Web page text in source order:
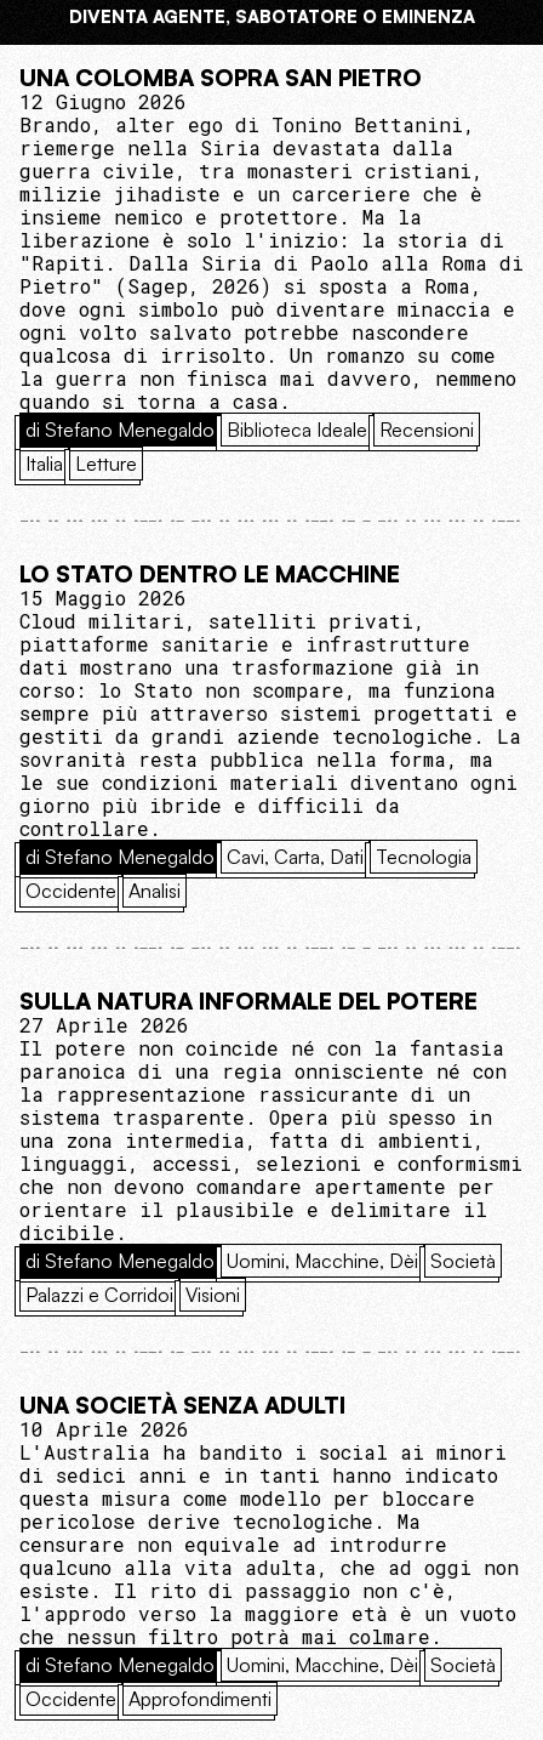
DIVENTA AGENTE, SABOTATORE O EMINENZA
UNA COLOMBA SOPRA SAN PIETRO
12 Giugno 2026
Brando, alter ego di Tonino Bettanini,
riemerge nella Siria devastata dalla
guerra civile, tra monasteri cristiani,
milizie jihadiste e un carceriere che è
insieme nemico e protettore. Ma la
liberazione è solo l'inizio: la storia di
"Rapiti. Dalla Siria di Paolo alla Roma di
Pietro" (Sagep, 2026) si sposta a Roma,
dove ogni simbolo può diventare minaccia e
ogni volto salvato potrebbe nascondere
qualcosa di irrisolto. Un romanzo su come
la guerra non finisca mai davvero, nemmeno
quando si torna a casa.
di Stefano Menegaldo Biblioteca Ideale Recensioni
Italia Letture
LO STATO DENTRO LE MACCHINE
15 Maggio 2026
Cloud militari, satelliti privati,
piattaforme sanitarie e infrastrutture
dati mostrano una trasformazione già in
corso: lo Stato non scompare, ma funziona
sempre più attraverso sistemi progettati e
gestiti da grandi aziende tecnologiche. La
sovranità resta pubblica nella forma, ma
le sue condizioni materiali diventano ogni
giorno più ibride e difficili da
controllare.
di Stefano Menegaldo Cavi, Carta, Dati Tecnologia
Occidente Analisi
SULLA NATURA INFORMALE DEL POTERE
27 Aprile 2026
Il potere non coincide né con la fantasia
paranoica di una regia onnisciente né con
la rappresentazione rassicurante di un
sistema trasparente. Opera più spesso in
una zona intermedia, fatta di ambienti,
linguaggi, accessi, selezioni e conformismi
che non devono comandare apertamente per
orientare il plausibile e delimitare il
dicibile.
di Stefano Menegaldo Uomini, Macchine, Dèi Società
Palazzi e Corridoi Visioni
UNA SOCIETÀ SENZA ADULTI
10 Aprile 2026
L'Australia ha bandito i social ai minori
di sedici anni e in tanti hanno indicato
questa misura come modello per bloccare
pericolose derive tecnologiche. Ma
censurare non equivale ad introdurre
qualcuno alla vita adulta, che ad oggi non
esiste. Il rito di passaggio non c'è,
l'approdo verso la maggiore età è un vuoto
che nessun filtro potrà mai colmare.
di Stefano Menegaldo Uomini, Macchine, Dèi Società
Occidente Approfondimenti